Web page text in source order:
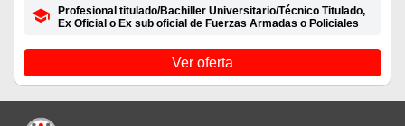
Profesional titulado/Bachiller Universitario/Técnico Titulado,
Ex Oficial o Ex sub oficial de Fuerzas Armadas o Policiales
Ver oferta